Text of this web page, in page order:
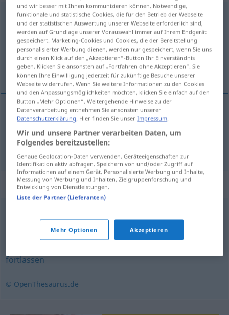
aussparen
Übersicht aller Übersetzungen
(Für mehr Details die Übersetzung anklicken/antippen)
uitsparen, overslaan
uitsparen aussparen
overslaan aussparenbeiseitelassen
Synonyme für "aussparen"
absehen (von)
fortlassen
© OpenThesaurus.de
und wir besser mit Ihnen kommunizieren können. Notwendige,
funktionale und statistische Cookies, die für den Betrieb der Webseite
und der statistischen Auswertung unserer Webseite erforderlich sind,
werden auf Grundlage unserer Vorauswahl immer auf Ihrem Endgerät
gespeichert. Marketing-Cookies und Cookies, die der Bereitstellung
personalisierter Werbung dienen, werden nur gespeichert, wenn Sie uns
durch einen Klick auf den „Akzeptieren“-Button Ihr Einverständnis
geben. Klicken Sie ansonsten auf „Fortfahren ohne Akzeptieren“. Sie
können Ihre Einwilligung jederzeit für zukünftige Besuche unserer
Webseite widerrufen. Wenn Sie weitere Informationen zu den Cookies
und den Anpassungsmöglichkeiten möchten, klicken Sie einfach auf den
Button „Mehr Optionen“. Weitergehende Hinweise zu der
Datenverarbeitung entnehmen Sie ansonsten unserer
Datenschutzerklärung . Hier finden Sie unserImpressum
Wir und unsere Partner verarbeiten Daten, um
Folgendes bereitzustellen:
Genaue Geolocation-Daten verwenden. Geräteeigenschaften zur
Identifikation aktiv abfragen. Speichern von und/oder Zugriff auf
Informationen auf einem Gerät. Personalisierte Werbung und Inhalte,
Messung von Werbung und Inhalten, Zielgruppenforschung und
Entwicklung von Dienstleistungen.
Liste der Partner (Lieferanten)
Mehr Optionen Akzeptieren